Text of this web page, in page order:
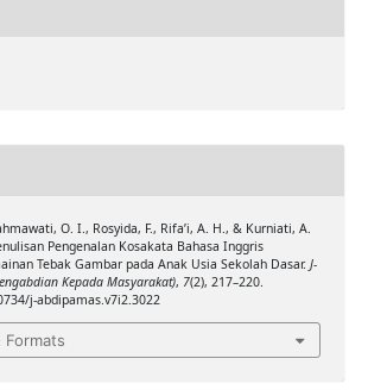
O. I., Rosyida, F., Rifa’i, A. H., & Kurniati, A.
Pengenalan Kosakata Bahasa Inggris
Tebak Gambar pada Anak Usia Sekolah Dasar. J-
Kepada Masyarakat), 7(2), 217–220.
j-abdipamas.v7i2.3022